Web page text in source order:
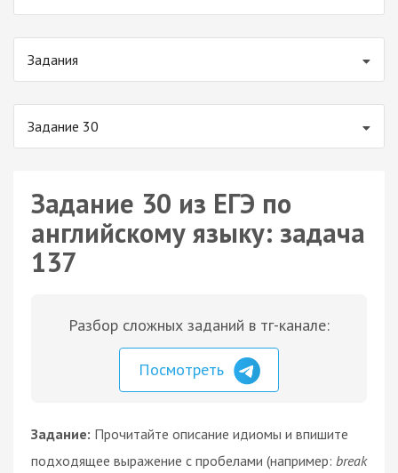
Задания
Задание 30
Задание 30 из ЕГЭ по
английскому языку: задача
137
Разбор сложных заданий в тг-канале:
Посмотреть
Задание: Прочитайте описание идиомы и впишите
подходящее выражение с пробелами (например: break